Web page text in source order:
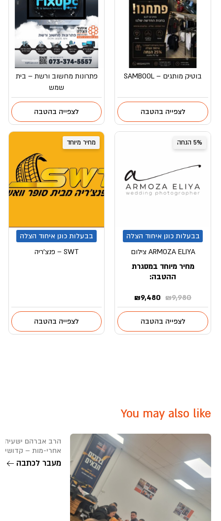
בוטיק מותגים – SAMBOOL
לצפייה בהטבה
פתרונות מחשוב ורשת – בית
שמש
לצפייה בהטבה
5% הנחה
בבעלות כונן איחוד הצלה
ARMOZA ELIYA צילום
מחיר מיוחד במסגרת
ההטבה:
₪9,980
המחיר
המקורי
היה:
₪9,480
המחיר
הנוכחי
₪9,480.
לצפייה בהטבה
מחיר מיוחד
בבעלות כונן איחוד הצלה
SWT – פנצ’ריה
לצפייה בהטבה
You may also like
הרב אברהם
אחרי-מות – קדושים תשפ”ו
מעבר לכתבה